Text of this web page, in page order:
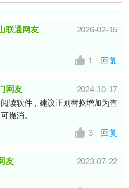
联通网友 2026-02-15
1 回复
网友 2024-10-17
读软件，建议正则替换增加为查
撤消。
3 回复
友 2023-07-22